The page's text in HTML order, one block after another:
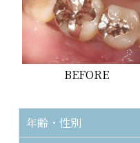
BEFORE
年齢・性別